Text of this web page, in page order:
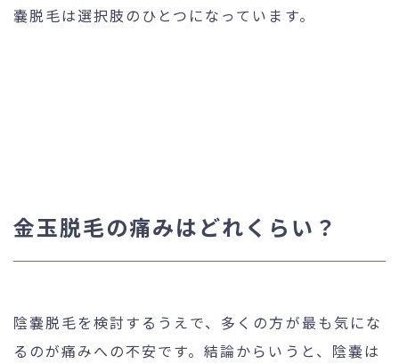
嚢脱毛は選択肢のひとつになっています。
金玉脱毛の痛みはどれくらい？
陰嚢脱毛を検討するうえで、多くの方が最も気にな
るのが痛みへの不安です。結論からいうと、陰嚢は